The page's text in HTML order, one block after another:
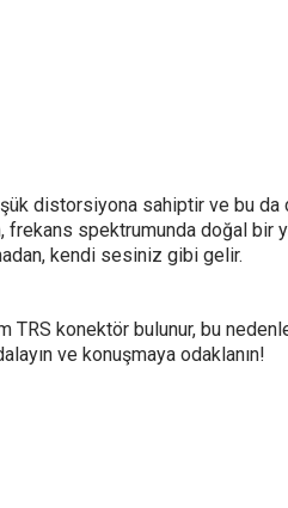
distorsiyona sahiptir ve bu da
frekans spektrumunda doğal bir
kendi sesiniz gibi gelir.
TRS konektör bulunur, bu
ve konuşmaya odaklanın!